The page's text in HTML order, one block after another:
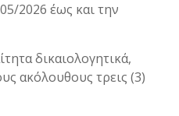
2026 έως και την
δικαιολογητικά,
ακόλουθους τρεις (3)